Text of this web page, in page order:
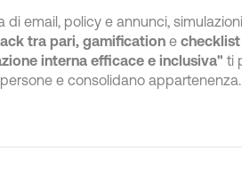
di email, policy e annunci,
tra pari, gamification e checklist
interna efficace e inclusiva" ti
e consolidano appartenenza.